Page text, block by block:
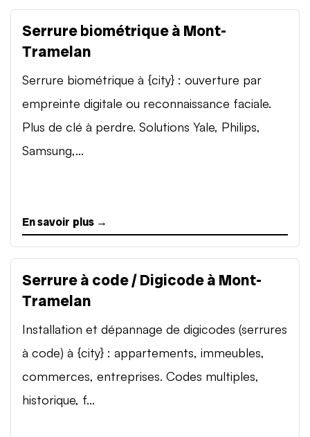
Serrure biométrique à Mont-
Tramelan
Serrure biométrique à {city} : ouverture par
empreinte digitale ou reconnaissance faciale.
Plus de clé à perdre. Solutions Yale, Philips,
Samsung,...
En savoir plus →
Serrure à code / Digicode à Mont-
Tramelan
Installation et dépannage de digicodes (serrures
à code) à {city} : appartements, immeubles,
commerces, entreprises. Codes multiples,
historique, f...